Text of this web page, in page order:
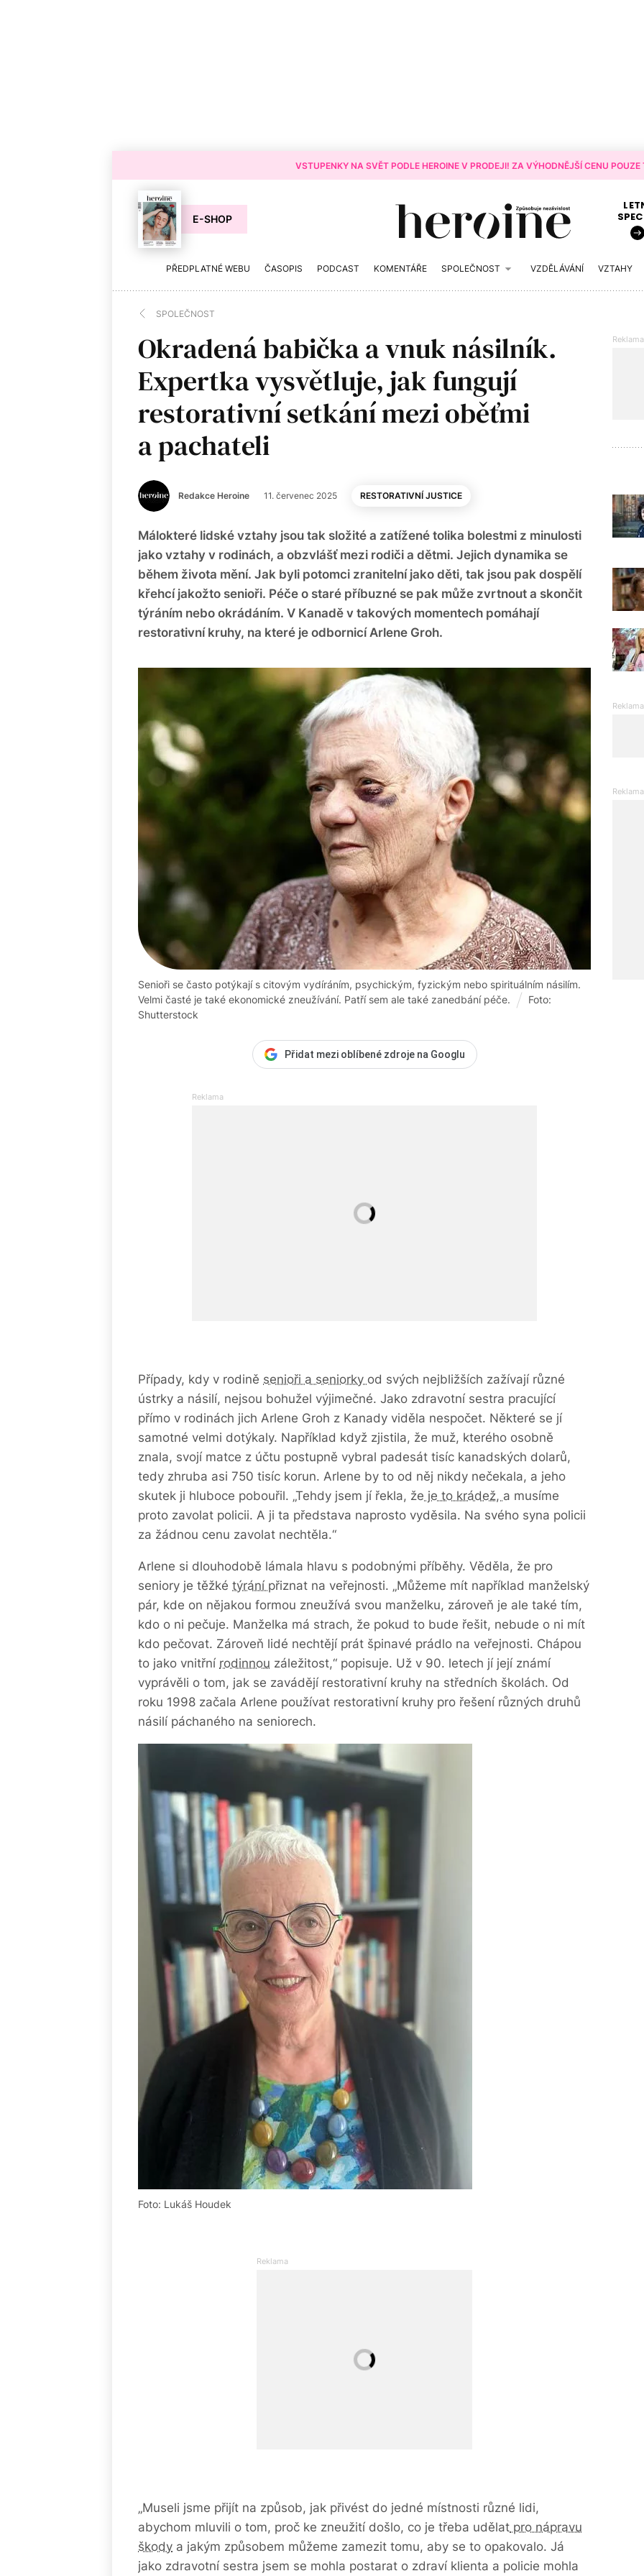
VSTUPENKY NA SVĚT PODLE HEROINE V PRODEJI! ZA VÝHODNĚJŠÍ CENU
E-SHOP
PŘEDPLATNÉ WEBU ČASOPIS PODCAST KOMENTÁŘE SPOLEČNOST VZDĚLÁVÁNÍ VZTAHY
SPOLEČNOST
Okradená babička a vnuk násilník.
Expertka vysvětluje, jak fungují
restorativní setkání mezi oběťmi
a pachateli
Redakce Heroine 11. červenec 2025 RESTORATIVNÍ JUSTICE
Málokteré lidské vztahy jsou tak složité a zatížené tolika bolestmi z minulosti
jako vztahy v rodinách, a obzvlášť mezi rodiči a dětmi. Jejich dynamika se
během života mění. Jak byli potomci zranitelní jako děti, tak jsou pak dospělí
křehcí jakožto senioři. Péče o staré příbuzné se pak může zvrtnout a skončit
týráním nebo okrádáním. V Kanadě v takových momentech pomáhají
restorativní kruhy, na které je odbornicí Arlene Groh.
Senioři se často potýkají s citovým vydíráním, psychickým, fyzickým nebo spirituálním násilím.
Velmi časté je také ekonomické zneužívání. Patří sem ale také zanedbání péče.
Foto:
Shutterstock
Přidat mezi oblíbené zdroje na Googlu
Případy, kdy v rodině senioři a seniorky od svých nejbližších zažívají různé
ústrky a násilí, nejsou bohužel výjimečné. Jako zdravotní sestra pracující
přímo v rodinách jich Arlene Groh z Kanady viděla nespočet. Některé se jí
samotné velmi dotýkaly. Například když zjistila, že muž, kterého osobně
znala, svojí matce z účtu postupně vybral padesát tisíc kanadských dolarů,
tedy zhruba asi 750 tisíc korun. Arlene by to od něj nikdy nečekala, a jeho
skutek ji hluboce pobouřil. „Tehdy jsem jí řekla, že je to krádež, a musíme
proto zavolat policii. A ji ta představa naprosto vyděsila. Na svého syna policii
za žádnou cenu zavolat nechtěla.“
Arlene si dlouhodobě lámala hlavu s podobnými příběhy. Věděla, že pro
seniory je těžké týrání přiznat na veřejnosti. „Můžeme mít například manželský
pár, kde on nějakou formou zneužívá svou manželku, zároveň je ale také tím,
kdo o ni pečuje. Manželka má strach, že pokud to bude řešit, nebude o ni mít
kdo pečovat. Zároveň lidé nechtějí prát špinavé prádlo na veřejnosti. Chápou
to jako vnitřní rodinnou záležitost,“ popisuje. Už v 90. letech jí její známí
vyprávěli o tom, jak se zavádějí restorativní kruhy na středních školách. Od
roku 1998 začala Arlene používat restorativní kruhy pro řešení různých druhů
násilí páchaného na seniorech.
Foto: Lukáš Houdek
„Museli jsme přijít na způsob, jak přivést do jedné místnosti různé lidi,
abychom mluvili o tom, proč ke zneužití došlo, co je třeba udělat pro nápravu
škody a jakým způsobem můžeme zamezit tomu, aby se to opakovalo. Já
jako zdravotní sestra jsem se mohla postarat o zdraví klienta a policie mohla